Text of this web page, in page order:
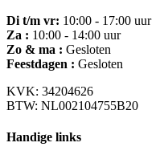
Di t/m vr: 10:00 - 17:00 uur
Za : 10:00 - 14:00 uur
Zo & ma : Gesloten
Feestdagen : Gesloten
KVK: 34204626
BTW: NL002104755B20
Handige links